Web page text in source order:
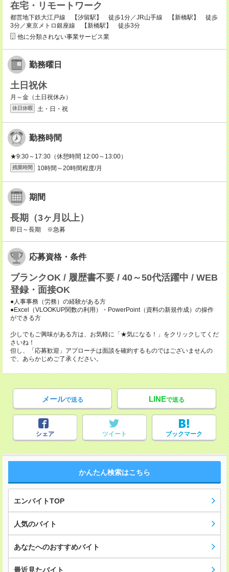
在宅・リモートワーク
都営地下鉄大江戸線 【汐留駅】 徒歩1分／JR山手線 【新橋駅】 徒歩
3分／東京メトロ銀座線 【新橋駅】 徒歩3分
他に分類されない事業サービス業
勤務曜日
土日祝休
月～金（土日祝休み）
休日休暇 土・日・祝
勤務時間
★9:30～17:30（休憩時間 12:00～13:00）
残業時間 10時間～20時間程度/月
期間
長期（3ヶ月以上）
即日～長期 ※急募
応募資格・条件
ブランクOK / 履歴書不要 / 40～50代活躍中 / WEB
登録・面接OK
●人事事務（労務）の経験がある方
●Excel（VLOOKUP関数の利用）・PowerPoint（資料の新規作成）の操作
ができる方
少しでもご興味がある方は、お気軽に「★気になる！」をクリックしてくだ
さいね！
但し、「応募歓迎」アプローチは面談を確約するものではございませんの
で、あらかじめご了承ください。
メールで送る LINEで送る
シェア ツイート ブックマーク
かんたん検索はこちら
エンバイトTOP
人気のバイト
あなたへのおすすめバイト
最近見たバイト